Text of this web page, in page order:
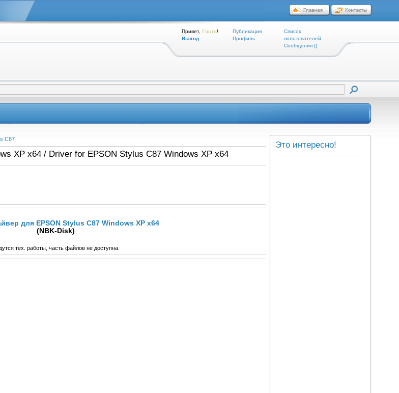
Привет, Гость!
Выход
Публикация
Профиль
Список
пользователей
Cообщения ()
Это интересно!
C87
XP x64 / Driver for EPSON Stylus C87 Windows XP x64
для EPSON Stylus C87 Windows XP x64
(NBK-Disk)
тех. работы, часть файлов не доступна.